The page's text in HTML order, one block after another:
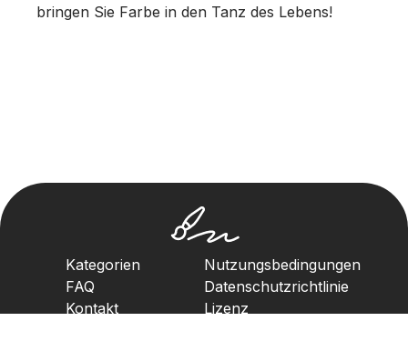
bringen Sie Farbe in den Tanz des Lebens!
Kategorien
FAQ
Kontakt
Nutzungsbedingungen
Datenschutzrichtlinie
Lizenz